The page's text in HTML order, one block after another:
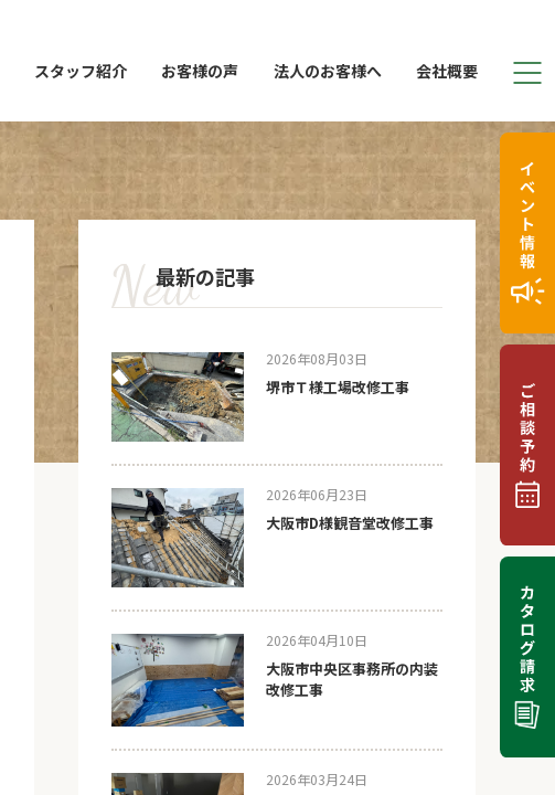
スタッフ紹介 お客様の声 法人のお客様へ 会社概要
最新の記事
2026年08月03日
堺市Ｔ様工場改修工事
2026年06月23日
大阪市D様観音堂改修工事
2026年04月10日
大阪市中央区事務所の内装
改修工事
2026年03月24日